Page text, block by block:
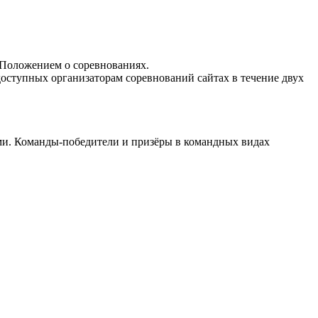
о соревнованиях.
организаторам соревнований сайтах в течение двух
Команды-победители и призёры в командных видах